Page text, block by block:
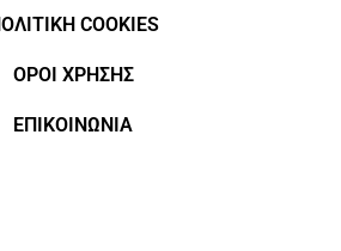
COOKIES
ΟΡΟΙ ΧΡΗΣΗΣ
ΕΠΙΚΟΙΝΩΝΙΑ